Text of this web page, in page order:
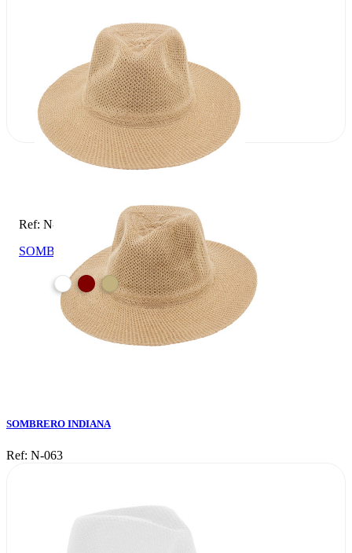
Ref: N-063
SOMBRERO INDIANA
SOMBRERO INDIANA
Ref: N-063